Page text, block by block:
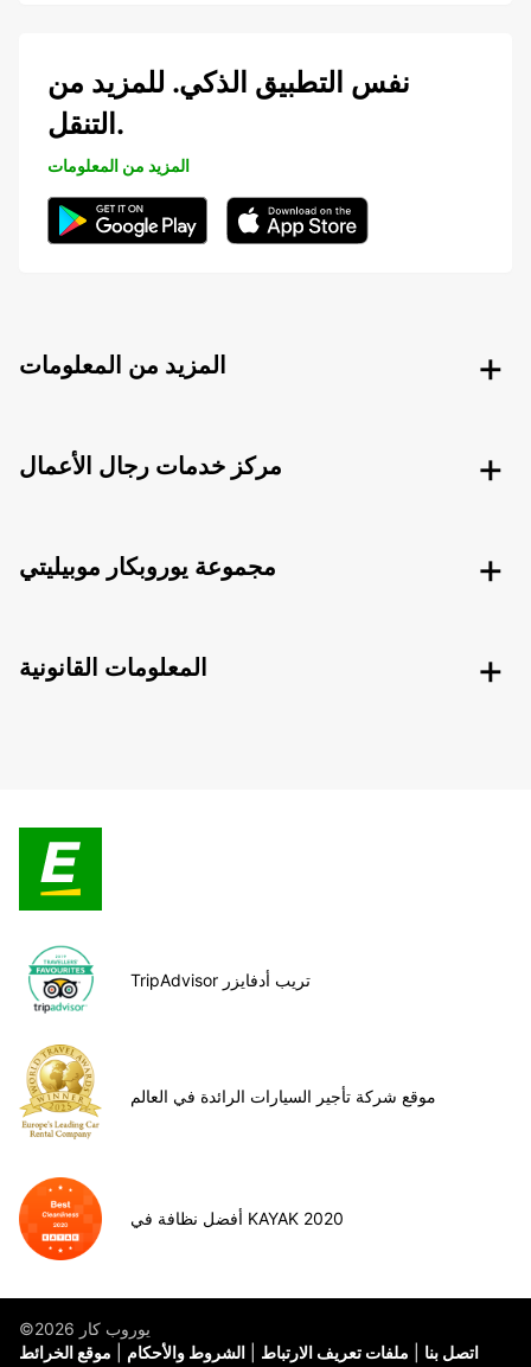
نفس التطبيق الذكي. للمزيد من
التنقل.
المزيد من المعلومات
المزيد من المعلومات
مركز خدمات رجال الأعمال
مجموعة يوروبكار موبيليتي
المعلومات القانونية
TripAdvisor تريب أدفايزر
موقع شركة تأجير السيارات الرائدة في العالم
أفضل نظافة في KAYAK 2020
©يوروب كار 2026
موقع الخرائط
الشروط والأحكام ملفات تعريف الارتباط اتصل بنا